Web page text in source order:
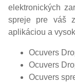
elektronických
spreje pre váš
aplikáciou a
Ocuvers
Ocuvers
Ocuvers